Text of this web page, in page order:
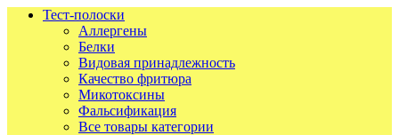
Тест-полоски
Аллергены
Белки
Видовая принадлежность
Качество фритюра
Микотоксины
Фальсификация
Все товары категории